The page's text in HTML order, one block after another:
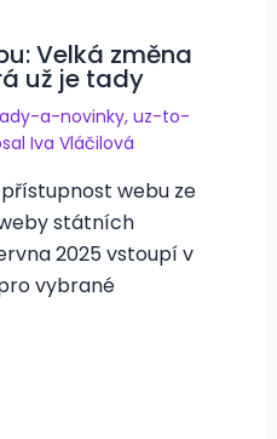
Velká změna
už je tady
a-novinky, uz-to-
Iva Vláčilová
webu ze
státních
2025 vstoupí v
vybrané